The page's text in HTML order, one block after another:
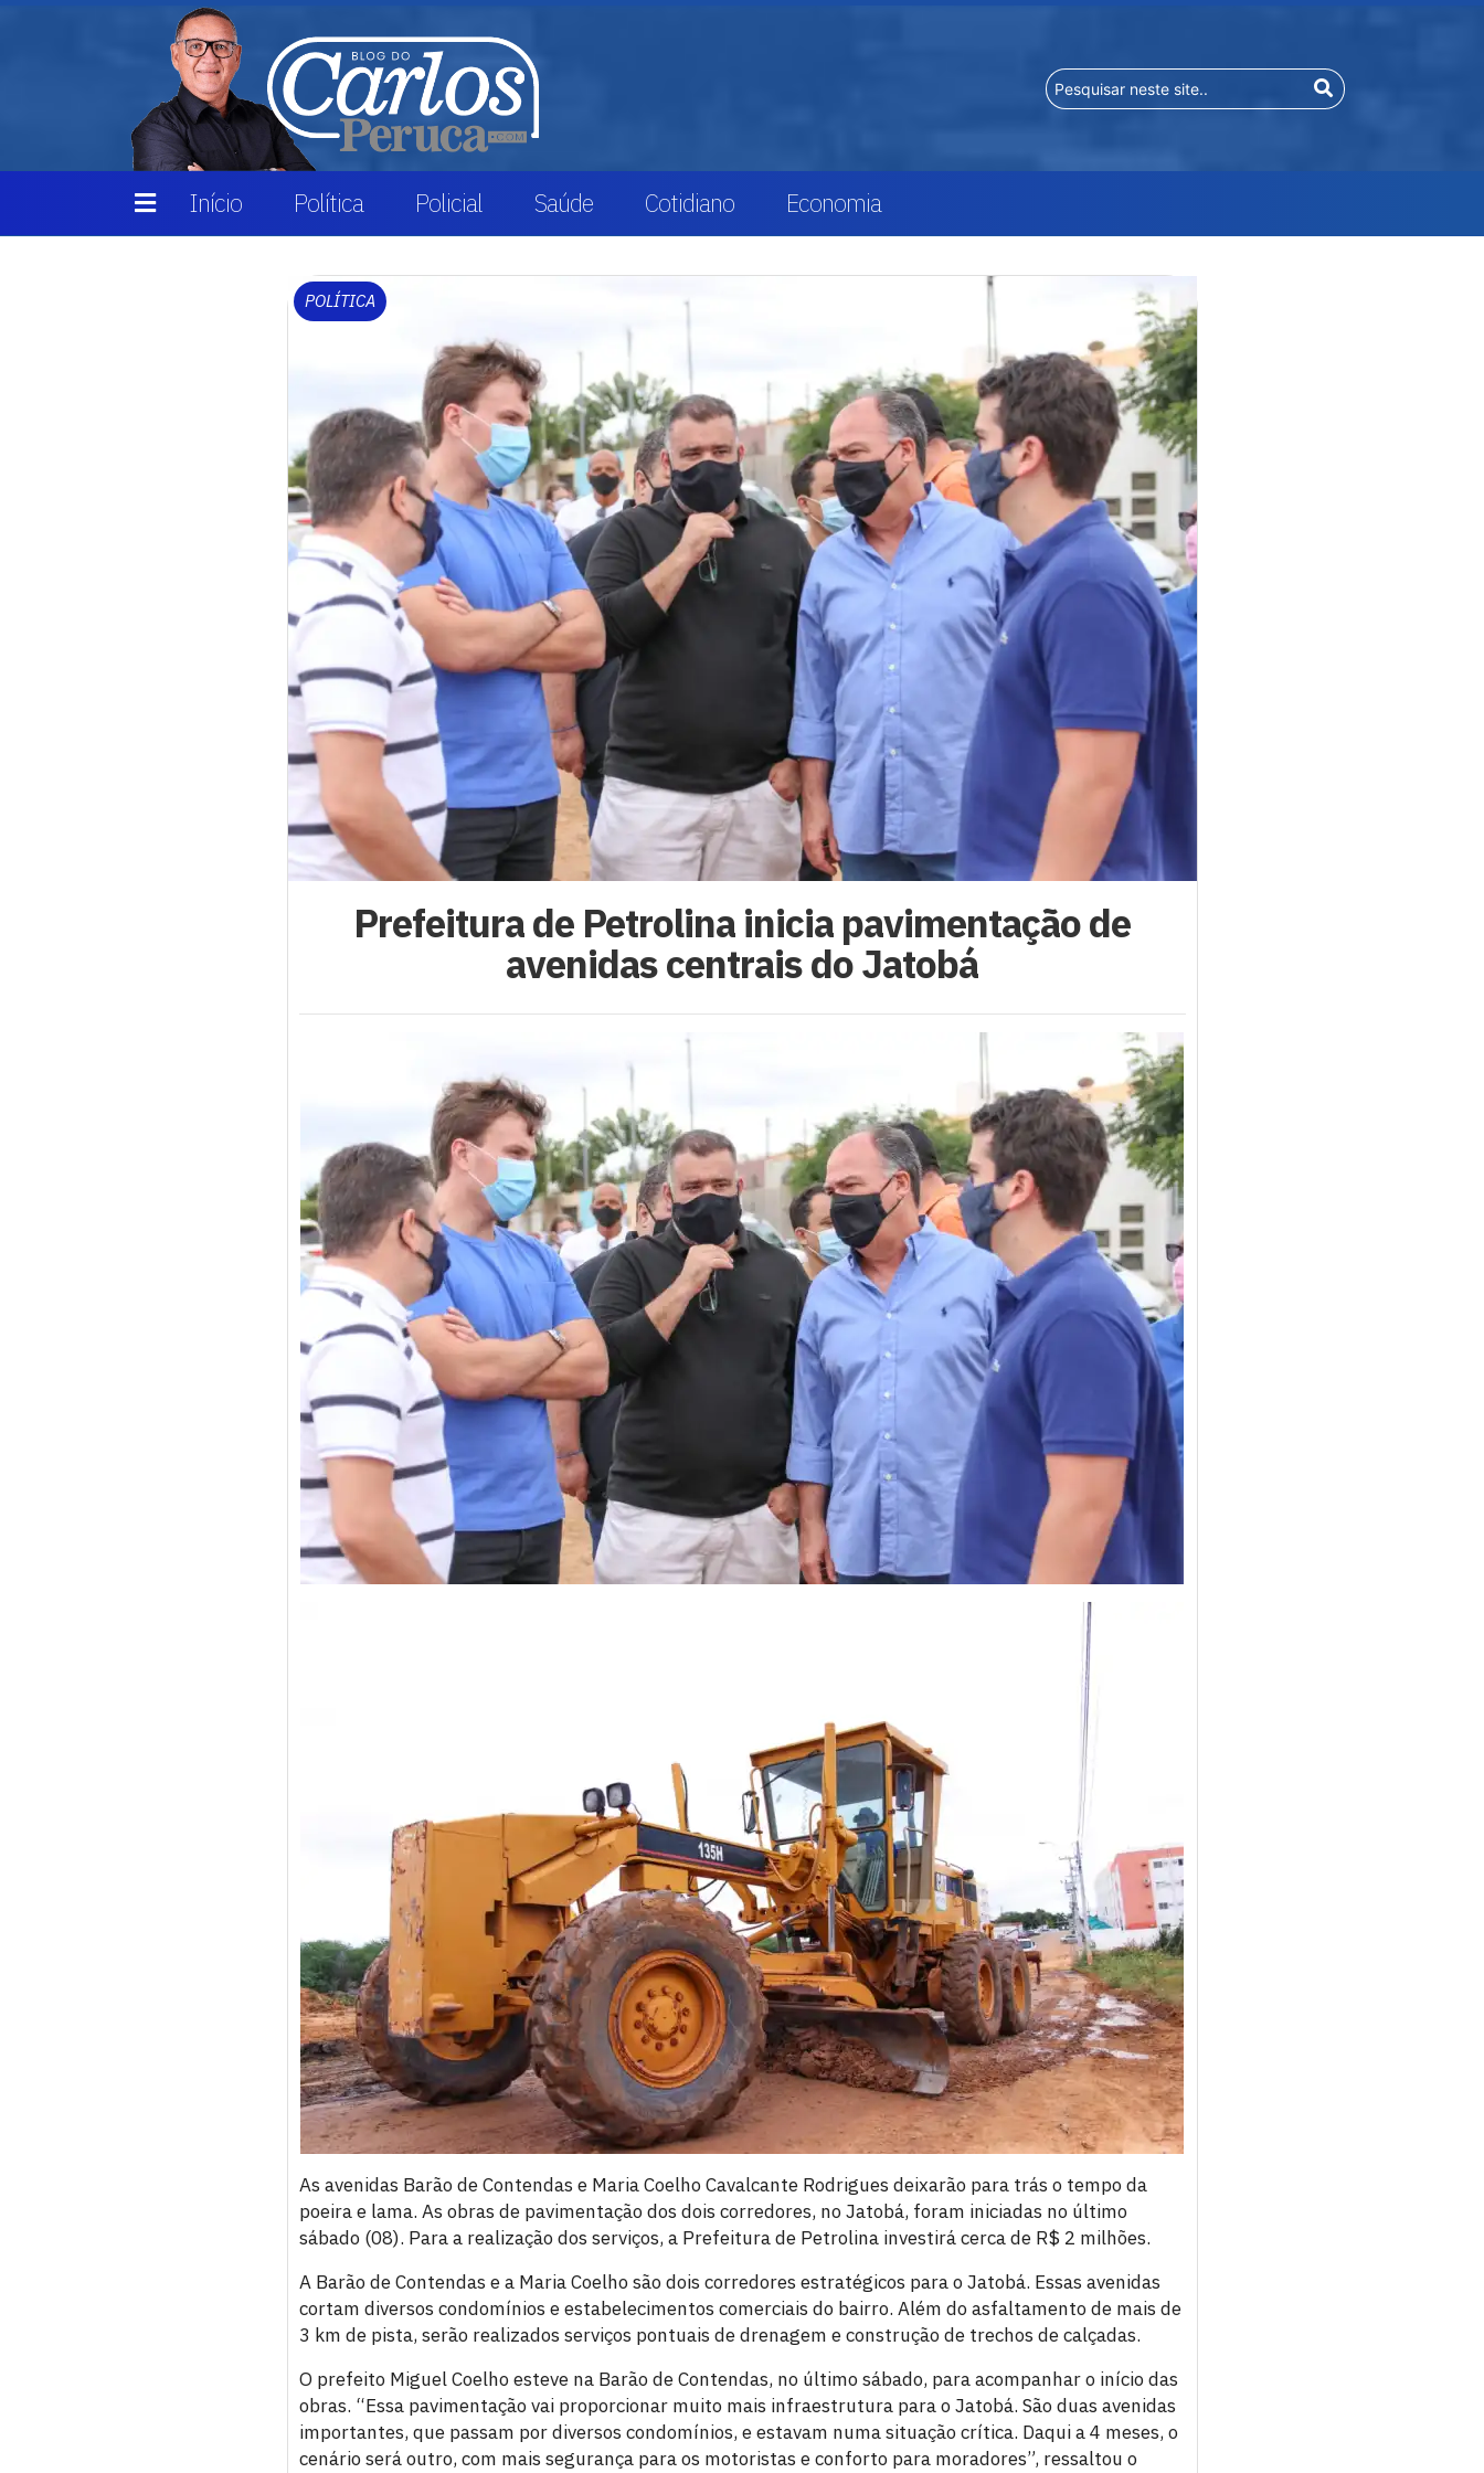
Início Política Policial Saúde Cotidiano Economia
POLÍTICA
Prefeitura de Petrolina inicia pavimentação de
avenidas centrais do Jatobá
As avenidas Barão de Contendas e Maria Coelho Cavalcante Rodrigues deixarão para trás o tempo da
poeira e lama. As obras de pavimentação dos dois corredores, no Jatobá, foram iniciadas no último
sábado (08). Para a realização dos serviços, a Prefeitura de Petrolina investirá cerca de R$ 2 milhões.
A Barão de Contendas e a Maria Coelho são dois corredores estratégicos para o Jatobá. Essas avenidas
cortam diversos condomínios e estabelecimentos comerciais do bairro. Além do asfaltamento de mais de
3 km de pista, serão realizados serviços pontuais de drenagem e construção de trechos de calçadas.
O prefeito Miguel Coelho esteve na Barão de Contendas, no último sábado, para acompanhar o início das
obras. “Essa pavimentação vai proporcionar muito mais infraestrutura para o Jatobá. São duas avenidas
importantes, que passam por diversos condomínios, e estavam numa situação crítica. Daqui a 4 meses, o
cenário será outro, com mais segurança para os motoristas e conforto para moradores”, ressaltou o